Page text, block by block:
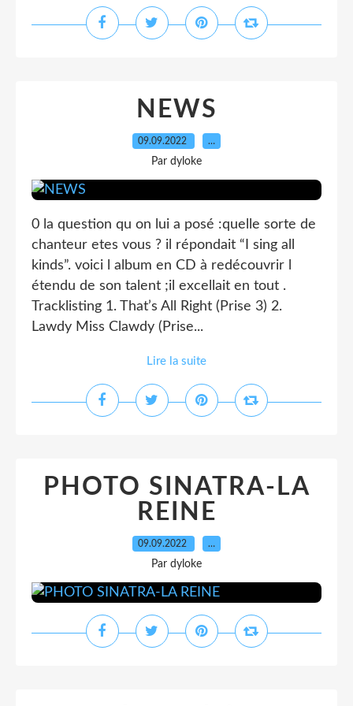
NEWS
09.09.2022 …
Par dyloke
0 la question qu on lui a posé :quelle sorte de
chanteur etes vous ? il répondait “I sing all
kinds”. voici l album en CD à redécouvrir l
étendu de son talent ;il excellait en tout .
Tracklisting 1. That’s All Right (Prise 3) 2.
Lawdy Miss Clawdy (Prise...
Lire la suite
PHOTO SINATRA-LA
REINE
09.09.2022 …
Par dyloke